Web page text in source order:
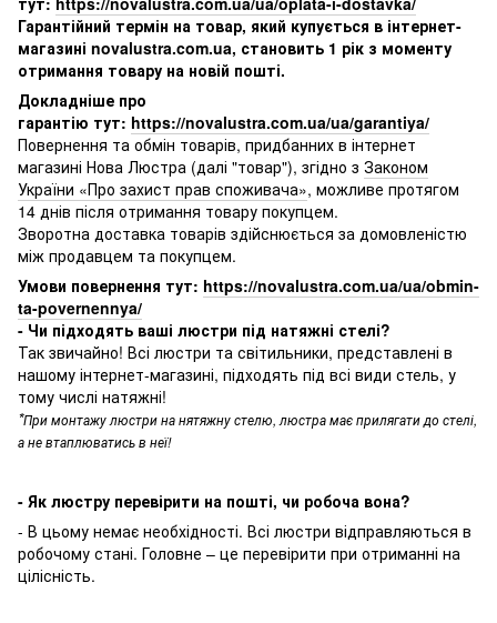
Гарантійний термін на товар, який купується в інтернет-
магазині novalustra.com.ua, становить 1 рік з моменту
отримання товару на новій пошті.
Докладніше про
гарантію тут: https://novalustra.com.ua/ua/garantiya/
Повернення та обмін товарів, придбанних в інтернет
магазині Нова Люстра (далі "товар"), згідно з Законом
України «Про захист прав споживача», можливе протягом
14 днів після отримання товару покупцем.
Зворотна доставка товарів здійснюється за домовленістю
між продавцем та покупцем.
Умови повернення тут: https://novalustra.com.ua/ua/obmin-
ta-povernennya/
- Чи підходять ваші люстри під натяжні стелі?
Так звичайно! Всі люстри та світильники, представлені в
нашому інтернет-магазині, підходять під всі види стель, у
тому числі натяжні!
*При монтажу люстри на нятяжну стелю, люстра має прилягати до стелі,
а не втаплюватись в неї!
- Як люстру перевірити на пошті, чи робоча вона?
- В цьому немає необхідності. Всі люстри відправляються в
робочому стані. Головне – це перевірити при отриманні на
цілісність.